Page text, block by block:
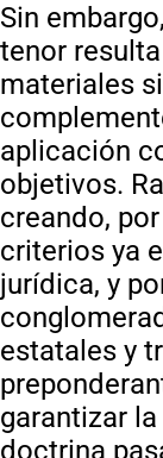
Sin
tenor
materiales
aplicación
objetivos.
creando,
criterios ya
jurídica, y
estatales y
garantizar
doctrina